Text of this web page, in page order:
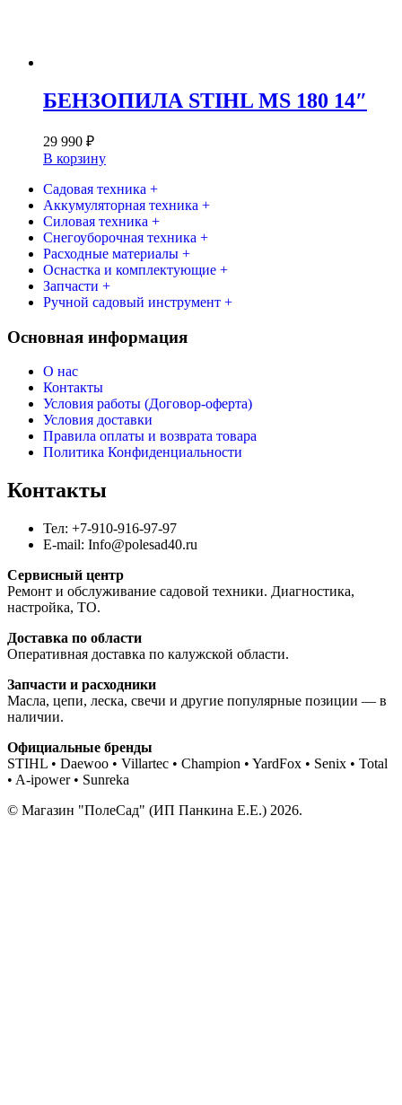
БЕНЗОПИЛА STIHL MS 180 14″
29 990 ₽
В корзину
Садовая техника +
Аккумуляторная техника +
Силовая техника +
Снегоуборочная техника +
Расходные материалы +
Оснастка и комплектующие +
Запчасти +
Ручной садовый инструмент +
Основная информация
О нас
Контакты
Условия работы (Договор-оферта)
Условия доставки
Правила оплаты и возврата товара
Политика Конфиденциальности
Контакты
Тел: +7-910-916-97-97
E-mail: Info@polesad40.ru
Сервисный центр
Ремонт и обслуживание садовой техники. Диагностика,
настройка, ТО.
Доставка по области
Оперативная доставка по калужской области.
Запчасти и расходники
Масла, цепи, леска, свечи и другие популярные позиции — в
наличии.
Официальные бренды
STIHL • Daewoo • Villartec • Champion • YardFox • Senix • Total
• A-ipower • Sunreka
© Магазин "ПолеСад" (ИП Панкина Е.Е.) 2026.